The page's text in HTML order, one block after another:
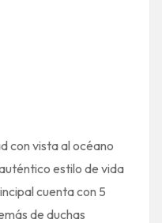
con vista al océano
estilo de vida
cuenta con 5
de duchas